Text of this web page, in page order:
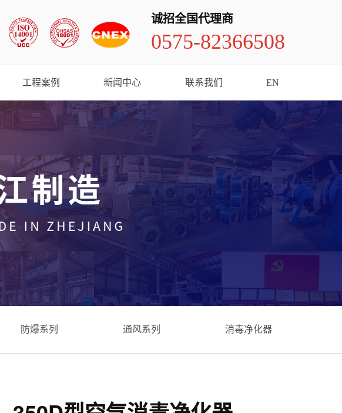
诚招全国代理商
0575-82366508
工程案例 新闻中心 联系我们 EN
防爆系列 通风系列 消毒净化器